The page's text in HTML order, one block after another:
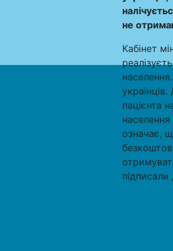
не
Кабінет
пацієнта
означає,
підписали